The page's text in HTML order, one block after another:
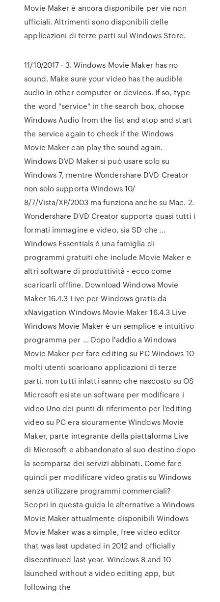
Movie Maker è ancora disponibile per vie non
ufficiali. Altrimenti sono disponibili delle
applicazioni di terze parti sul Windows Store.
11/10/2017 · 3. Windows Movie Maker has no
sound. Make sure your video has the audible
audio in other computer or devices. If so, type
the word "service" in the search box, choose
Windows Audio from the list and stop and start
the service again to check if the Windows
Movie Maker can play the sound again.
Windows DVD Maker si può usare solo su
Windows 7, mentre Wondershare DVD Creator
non solo supporta Windows 10/
8/7/Vista/XP/2003 ma funziona anche su Mac. 2.
Wondershare DVD Creator supporta quasi tutti i
formati immagine e video, sia SD che …
Windows Essentials è una famiglia di
programmi gratuiti che include Movie Maker e
altri software di produttività - ecco come
scaricarli offline. Download Windows Movie
Maker 16.4.3 Live per Windows gratis da
xNavigation Windows Movie Maker 16.4.3 Live
Windows Movie Maker è un semplice e intuitivo
programma per … Dopo l'addio a Windows
Movie Maker per fare editing su PC Windows 10
molti utenti scaricano applicazioni di terze
parti, non tutti infatti sanno che nascosto su OS
Microsoft esiste un software per modificare i
video Uno dei punti di riferimento per l’editing
video su PC era sicuramente Windows Movie
Maker, parte integrante della piattaforma Live
di Microsoft e abbandonato al suo destino dopo
la scomparsa dei servizi abbinati. Come fare
quindi per modificare video gratis su Windows
senza utilizzare programmi commerciali?
Scopri in questa guida le alternative a Windows
Movie Maker attualmente disponibili Windows
Movie Maker was a simple, free video editor
that was last updated in 2012 and officially
discontinued last year. Windows 8 and 10
launched without a video editing app, but
following the